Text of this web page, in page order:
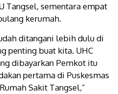
Tangsel, sementara empat
kerumah.
ditangani lebih dulu di
penting buat kita. UHC
dibayarkan Pemkot itu
pertama di Puskesmas
Sakit Tangsel,”